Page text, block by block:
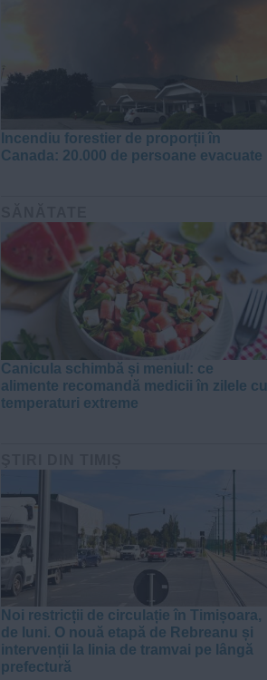
Incendiu forestier de proporții în
Canada: 20.000 de persoane evacuate
Canicula schimbă și meniul: ce
alimente recomandă medicii în zilele cu
temperaturi extreme
Noi restricții de circulație în Timișoara,
de luni. O nouă etapă de Rebreanu și
intervenții la linia de tramvai pe lângă
prefectură